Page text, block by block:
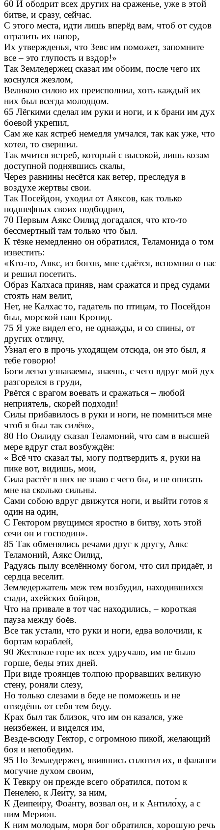
60 И ободрит всех других на сраженье, уже в этой
битве, и сразу, сейчас.
С этого места, идти лишь вперёд вам, чтоб от судов
отразить их напор,
Их утвержденья, что Зевс им поможет, запомните
все – это глупость и вздор!»
Так Земледержец сказал им обоим, после чего их
коснулся жезлом,
Великою силою их преисполнил, хоть каждый их
них был всегда молодцом.
65 Лёгкими сделал им руки и ноги, и к брани им дух
боевой укрепил,
Сам же как ястреб немедля умчался, так как уже, что
хотел, то свершил.
Так мчится ястреб, который с высокой, лишь козам
доступной поднявшись скалы,
Через равнины несётся как ветер, преследуя в
воздухе жертвы свои.
Так Посейдон, уходил от Аяксов, как только
подшефных своих подбодрил,
70 Первым Аякс Оилид догадался, что кто-то
бессмертный там только что был.
К тёзке немедленно он обратился, Теламонида о том
известить:
«Кто-то, Аякс, из богов, мне сдаётся, вспомнил о нас
и решил посетить.
Образ Калхаса приняв, нам сражатся и пред судами
стоять нам велит,
Нет, не Калхас то, гадатель по птицам, то Посейдон
был, морской наш Кронид.
75 Я уже видел его, не однажды, и со спины, от
других отличу,
Узнал его в прочь уходящем отсюда, он это был, я
тебе говорю!
Боги легко узнаваемы, знаешь, с чего вдруг мой дух
разгорелся в груди,
Рвётся с врагом воевать и сражаться – любой
неприятель, скорей подходи!
Силы прибавилось в руки и ноги, не помниться мне
чтоб я был так силён»,
80 Но Оилиду сказал Теламоний, что сам в высшей
мере вдруг стал возбуждён:
« Всё что сказал ты, могу подтвердить я, руки на
пике вот, видишь, мои,
Сила растёт в них не знаю с чего бы, и не описать
мне на сколько сильны.
Сами собою вдруг движутся ноги, и выйти готов я
один на один,
С Гектором рвущимся яростно в битву, хоть этой
сечи он и господин».
85 Так обменялись речами друг к другу, Аякс
Теламоний, Аякс Оилид,
Радуясь пылу вселённому богом, что сил придаёт, и
сердца веселит.
Земледержатель меж тем возбудил, находившихся
сзади, ахейских бойцов,
Что на привале в тот час находились, – короткая
пауза между боёв.
Все так устали, что руки и ноги, едва волочили, к
бортам кораблей,
90 Жестокое горе их всех удручало, им не было
горше, беды этих дней.
При виде троянцев толпою прорвавших великую
стену, роняли слезу,
Но только слезами в беде не поможешь и не
отведёшь от себя тем беду.
Крах был так близок, что им он казался, уже
неизбежен, и виделся им,
Везде-всюду Гектор, с огромною пикой, желающий
боя и непобедим.
95 Но Земледержец, явившись сплотил их, в фаланги
могучие духом своим,
К Тевкру он прежде всего обратился, потом к
Пенеле́ю, к Леи́ту, за ним,
К Деипеи́ру, Фоа́нту, возвал он, и к Антило́ху, а с
ним Мерио́н.
К ним молодым, моря бог обратился, хорошую речь